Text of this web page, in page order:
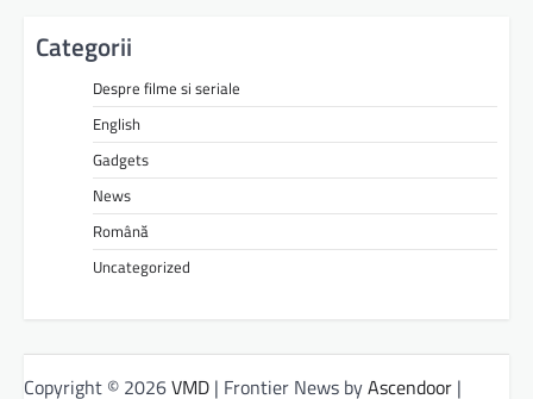
Categorii
Despre filme si seriale
English
Gadgets
News
Română
Uncategorized
Copyright © 2026VMD | Frontier News byAscendoor |